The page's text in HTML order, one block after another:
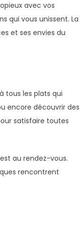
avec vos
qui vous unissent. La
et ses envies du
tous les plats qui
encore découvrir des
satisfaire toutes
au rendez-vous.
rencontrent